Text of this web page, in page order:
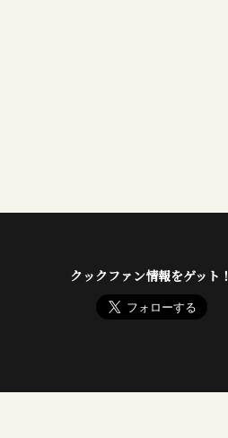
クックファン情報をゲット！